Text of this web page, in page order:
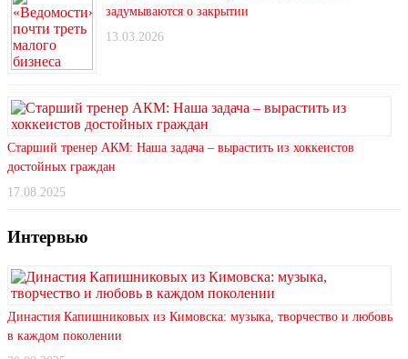
задумываются о закрытии
13.03.2026
Старший тренер АКМ: Наша задача – вырастить из хоккеистов
достойных граждан
17.08.2025
Интервью
Династия Капишниковых из Кимовска: музыка, творчество и любовь
в каждом поколении